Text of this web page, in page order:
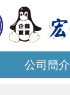
公司簡介